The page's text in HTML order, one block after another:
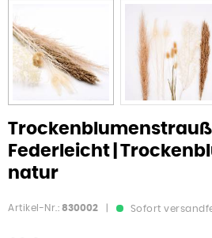
Trockenblumenstrauß
Federleicht |
natur
Artikel-Nr.: 830002 Sofort